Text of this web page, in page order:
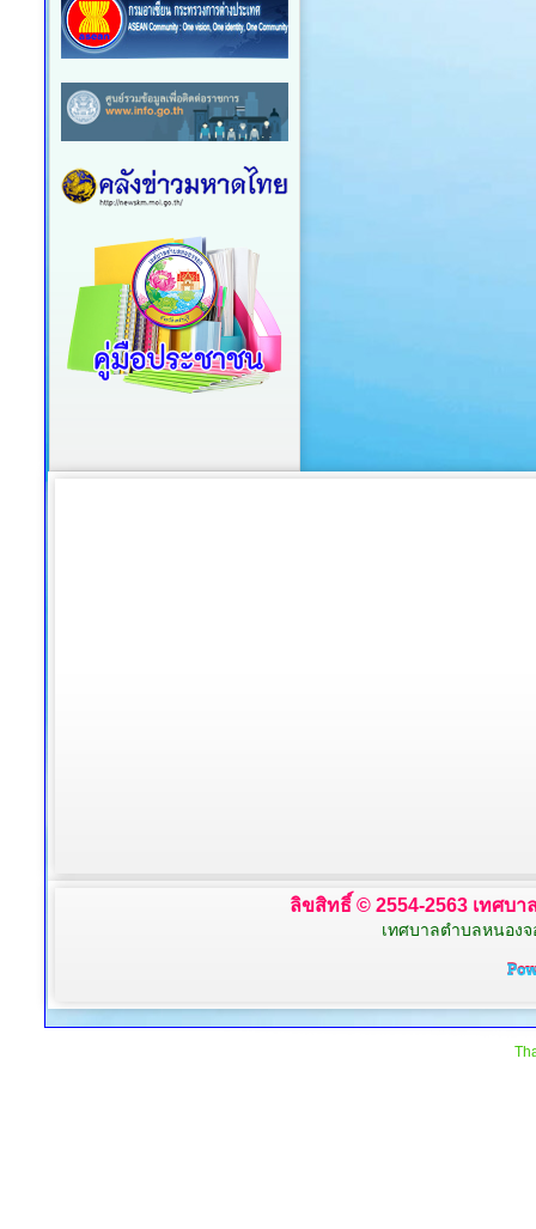
ลิขสิทธิ์ © 2554-2563 เทศบ
เทศบาลตำบลหนองจ